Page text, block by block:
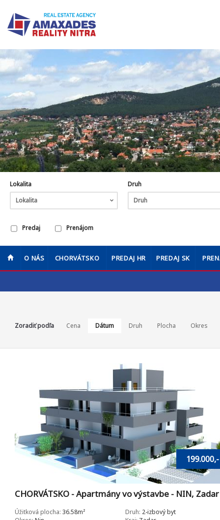
Zoradiť podľa Cena Dátum Druh Plocha Okres
CHORVÁTSKO - Apartmány vo výstavbe - NIN, Zadar
Úžitková plocha: 36.58m² Druh: 2-izbový byt
O NÁS CHORVÁTSKO PREDAJ HR PREDAJ SK
Lokalita
Lokalita
Druh
Druh
Predaj Prenájom